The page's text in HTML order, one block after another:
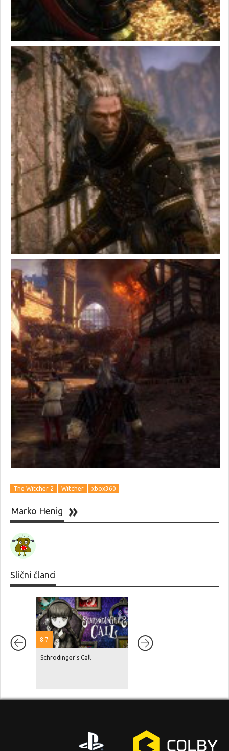
The Witcher 2 Witcher xbox360
Marko Henig
Slični članci
8.7
Schrödinger’s Call